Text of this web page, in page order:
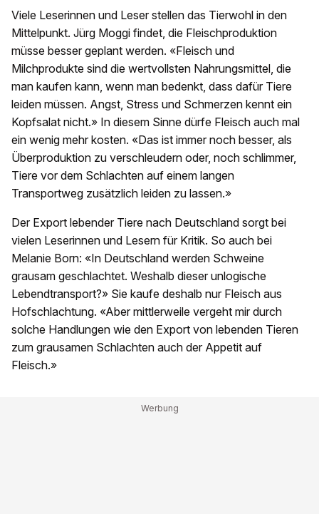
Viele Leserinnen und Leser stellen das Tierwohl in den
Mittelpunkt. Jürg Moggi findet, die Fleischproduktion
müsse besser geplant werden. «Fleisch und
Milchprodukte sind die wertvollsten Nahrungsmittel, die
man kaufen kann, wenn man bedenkt, dass dafür Tiere
leiden müssen. Angst, Stress und Schmerzen kennt ein
Kopfsalat nicht.» In diesem Sinne dürfe Fleisch auch mal
ein wenig mehr kosten. «Das ist immer noch besser, als
Überproduktion zu verschleudern oder, noch schlimmer,
Tiere vor dem Schlachten auf einem langen
Transportweg zusätzlich leiden zu lassen.»
Der Export lebender Tiere nach Deutschland sorgt bei
vielen Leserinnen und Lesern für Kritik. So auch bei
Melanie Born: «In Deutschland werden Schweine
grausam geschlachtet. Weshalb dieser unlogische
Lebendtransport?» Sie kaufe deshalb nur Fleisch aus
Hofschlachtung. «Aber mittlerweile vergeht mir durch
solche Handlungen wie den Export von lebenden Tieren
zum grausamen Schlachten auch der Appetit auf
Fleisch.»